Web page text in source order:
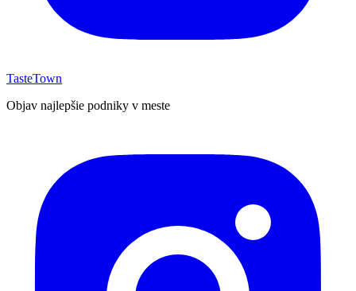
TasteTown
Objav najlepšie podniky v meste